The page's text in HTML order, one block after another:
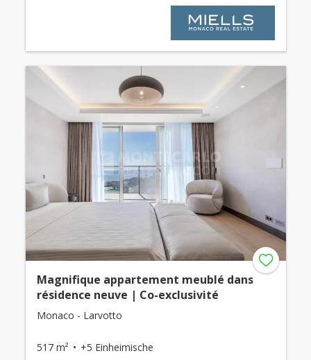
Magnifique appartement meublé dans
résidence neuve | Co-exclusivité
Monaco - Larvotto
517 m² +5 Einheimische